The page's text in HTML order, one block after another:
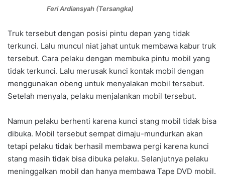
Feri Ardiansyah (Tersangka)
Truk tersebut dengan posisi pintu depan yang tidak
terkunci. Lalu muncul niat jahat untuk membawa kabur truk
tersebut. Cara pelaku dengan membuka pintu mobil yang
tidak terkunci. Lalu merusak kunci kontak mobil dengan
menggunakan obeng untuk menyalakan mobil tersebut.
Setelah menyala, pelaku menjalankan mobil tersebut.
Namun pelaku berhenti karena kunci stang mobil tidak bisa
dibuka. Mobil tersebut sempat dimaju-mundurkan akan
tetapi pelaku tidak berhasil membawa pergi karena kunci
stang masih tidak bisa dibuka pelaku. Selanjutnya pelaku
meninggalkan mobil dan hanya membawa Tape DVD mobil.